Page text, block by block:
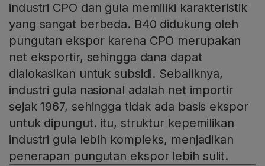
industri CPO dan gula memiliki karakteristik
yang sangat berbeda. B40 didukung oleh
pungutan ekspor karena CPO merupakan
net eksportir, sehingga dana dapat
dialokasikan untuk subsidi. Sebaliknya,
industri gula nasional adalah net importir
sejak 1967, sehingga tidak ada basis ekspor
untuk dipungut. itu, struktur kepemilikan
industri gula lebih kompleks, menjadikan
penerapan pungutan ekspor lebih sulit.